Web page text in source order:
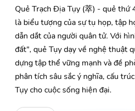
Quẻ Trạch Địa Tụy (萃) - quẻ thứ
là biểu tượng của sự tụ họp, tập
dẫn dắt của người quân tử. Với
đất", quẻ Tụy dạy về nghệ thuật
dựng tập thể vững mạnh và đề
phân tích sâu sắc ý nghĩa, cấu
Tụy cho cuộc sống hiện đại.